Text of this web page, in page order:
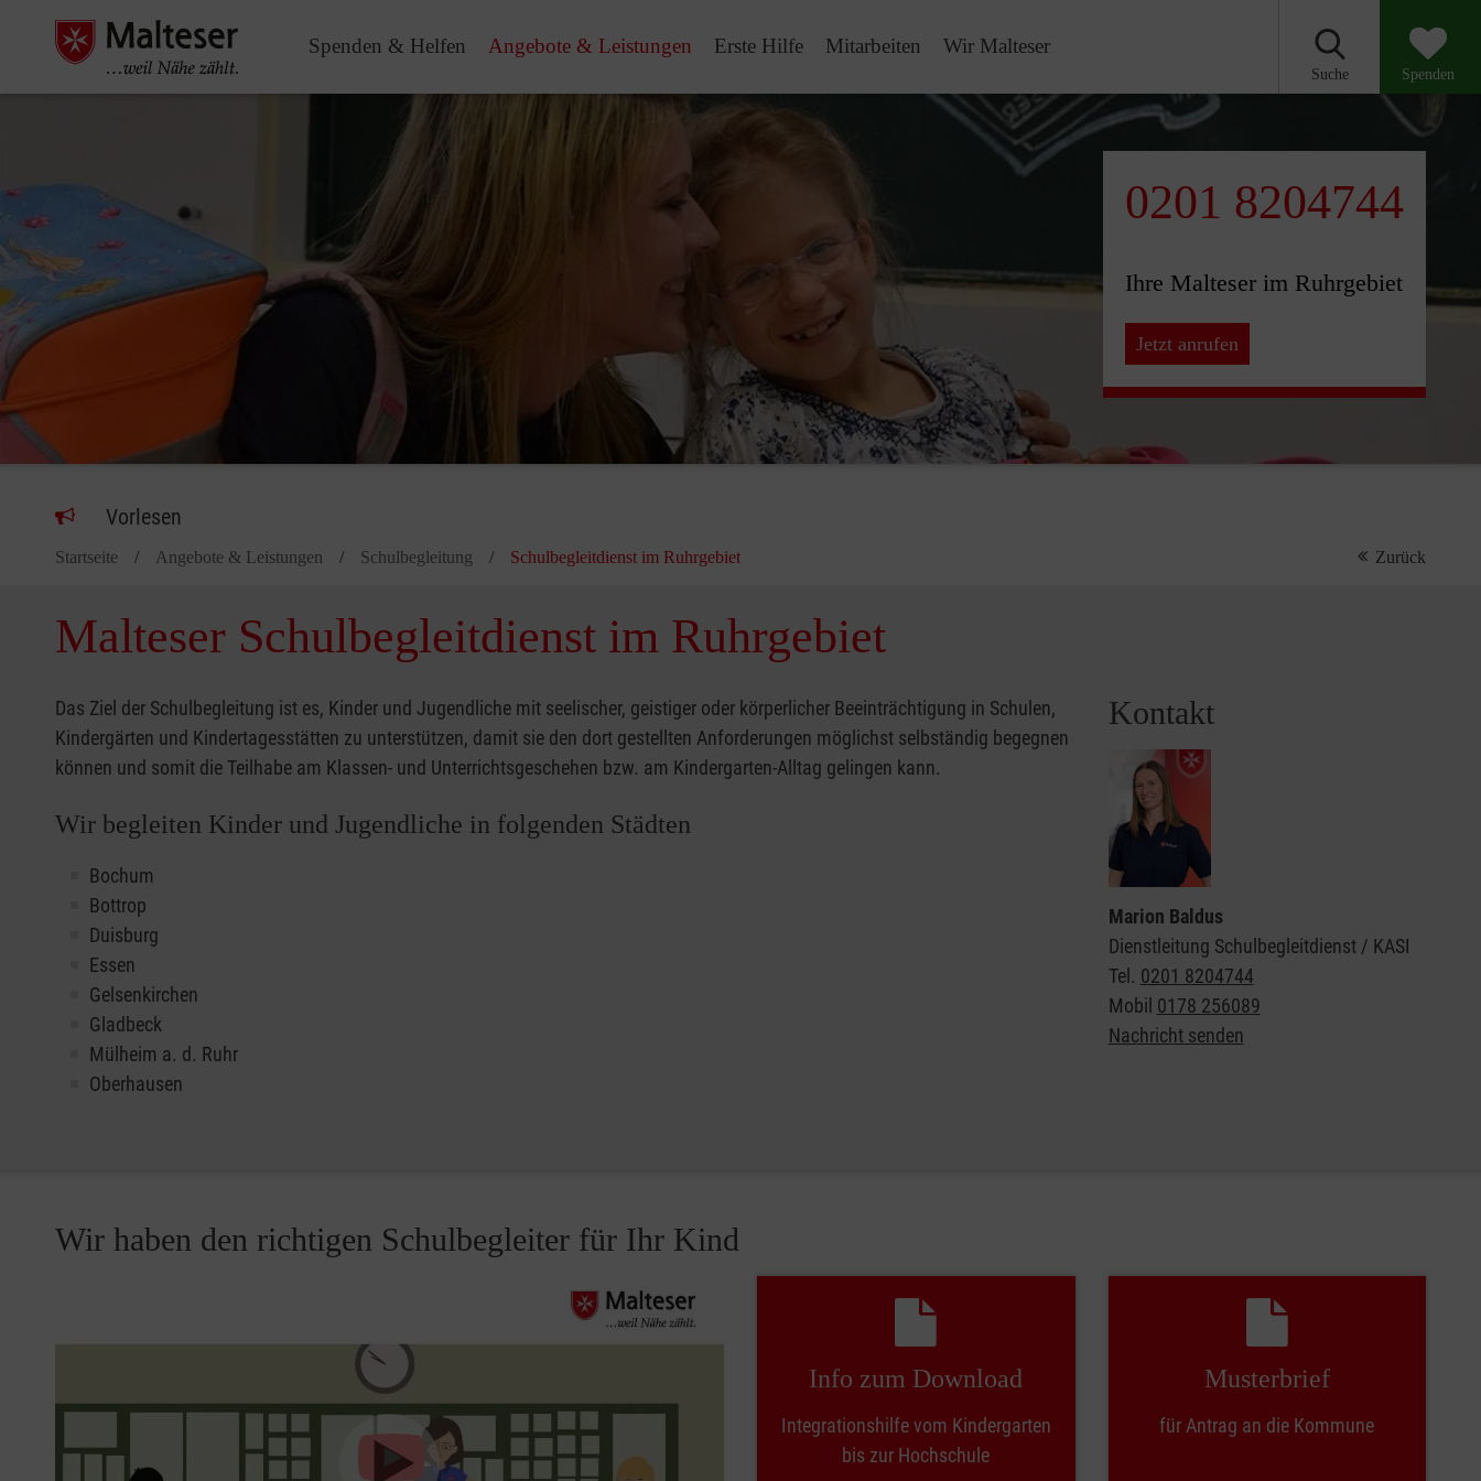
Spenden & Helfen Angebote & Leistungen Erste Hilfe Mitarbeiten Wir Malteser
Suche Spenden
0201 8204744
Ihre Malteser im Ruhrgebiet
Jetzt anrufen
Vorlesen
Startseite Angebote & Leistungen Schulbegleitung Schulbegleitdienst im Ruhrgebiet Zurück
Malteser Schulbegleitdienst im Ruhrgebiet
Das Ziel der Schulbegleitung ist es, Kinder und Jugendliche mit seelischer, geistiger oder körperlicher Beeinträchtigung in Schulen,
Kindergärten und Kindertagesstätten zu unterstützen, damit sie den dort gestellten Anforderungen möglichst selbständig begegnen
können und somit die Teilhabe am Klassen- und Unterrichtsgeschehen bzw. am Kindergarten-Alltag gelingen kann.
Wir begleiten Kinder und Jugendliche in folgenden Städten
Bochum
Bottrop
Duisburg
Essen
Gelsenkirchen
Gladbeck
Mülheim a. d. Ruhr
Oberhausen
Kontakt
Marion Baldus
Dienstleitung Schulbegleitdienst / KASI
Tel. 0201 8204744
Mobil 0178 256089
Nachricht senden
Wir haben den richtigen Schulbegleiter für Ihr Kind
Info zum Download
Integrationshilfe vom Kindergarten
bis zur Hochschule
Muster­brief
für Antrag an die Kommune